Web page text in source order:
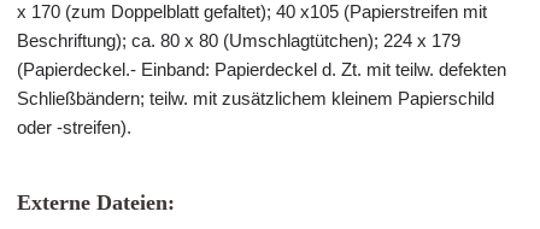
x 170 (zum Doppelblatt gefaltet); 40 x105 (Papierstreifen mit
Beschriftung); ca. 80 x 80 (Umschlagtütchen); 224 x 179
(Papierdeckel.- Einband: Papierdeckel d. Zt. mit teilw. defekten
Schließbändern; teilw. mit zusätzlichem kleinem Papierschild
oder -streifen).
Externe Dateien: